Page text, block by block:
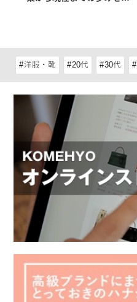
洋服・靴 20代 30代